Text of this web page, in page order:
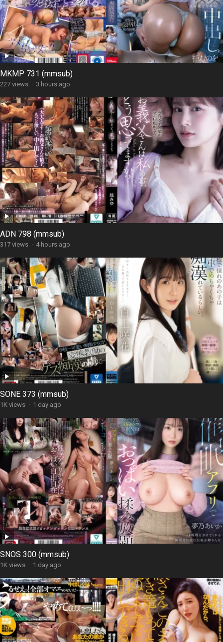
MKMP 731 (mmsub)
227 views · 3 hours ago
ADN 798 (mmsub)
317 views · 4 hours ago
SONE 373 (mmsub)
1K views · 1 day ago
SNOS 300 (mmsub)
1K views · 1 day ago